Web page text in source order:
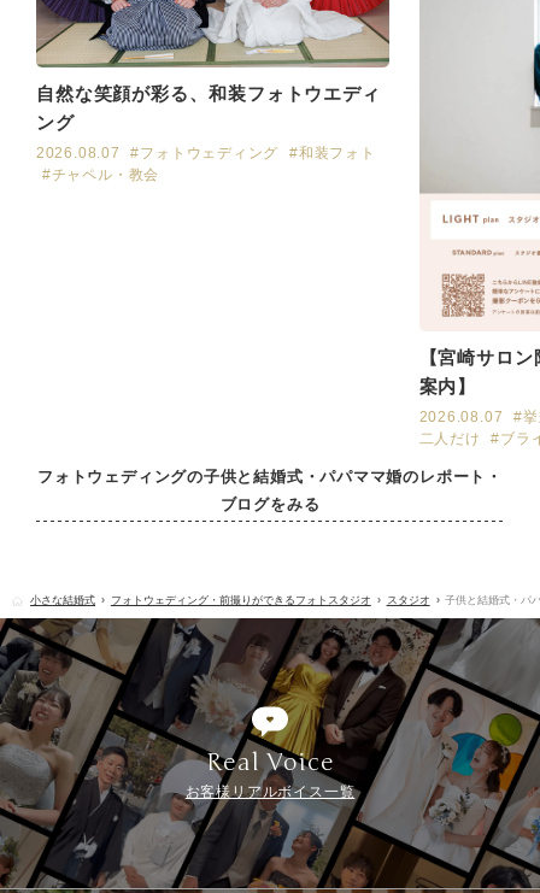
フォトウェディングの子供と結婚式・パパママ婚のレポート・
ブログをみる
自然な笑顔が彩る、和装フォトウエディ
ング
2026.08.07 #フォトウェディング
#和装フォト
#チャペル・教会
【宮崎サロ
案内】
2026.08.07
#
二人だけ
#ブラ
小さな結婚式 フォトウェディング・前撮りができるフォトスタジオ スタジオ 子供と結婚式・パ
Real Voice
お客様リアルボイス一覧